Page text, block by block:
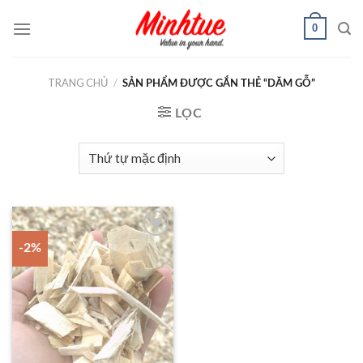
đến
0
TRANG CHỦ / SẢN PHẨM ĐƯỢC GẮN THẺ “DĂM GỖ”
LỌC
-2%